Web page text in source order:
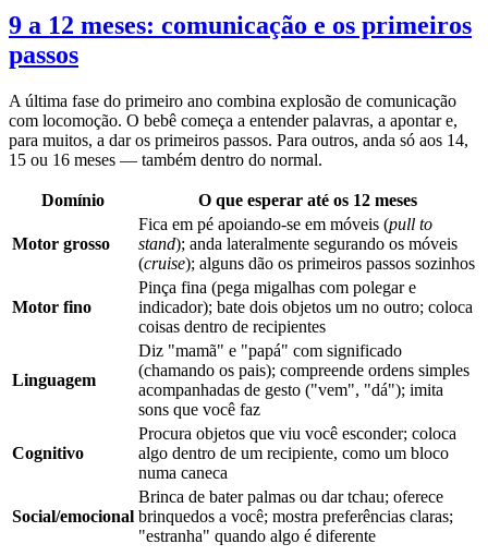
9 a 12 meses: comunicação e os primeiros
passos
A última fase do primeiro ano combina explosão de comunicação
com locomoção. O bebê começa a entender palavras, a apontar e,
para muitos, a dar os primeiros passos. Para outros, anda só aos 14,
15 ou 16 meses — também dentro do normal.
Domínio O que esperar até os 12 meses
Motor grosso
Fica em pé apoiando-se em móveis (pull to
stand); anda lateralmente segurando os móveis
(cruise); alguns dão os primeiros passos sozinhos
Motor fino
Pinça fina (pega migalhas com polegar e
indicador); bate dois objetos um no outro; coloca
coisas dentro de recipientes
Linguagem
Diz "mamã" e "papá" com significado
(chamando os pais); compreende ordens simples
acompanhadas de gesto ("vem", "dá"); imita
sons que você faz
Cognitivo
Procura objetos que viu você esconder; coloca
algo dentro de um recipiente, como um bloco
numa caneca
Social/emocional
Brinca de bater palmas ou dar tchau; oferece
brinquedos a você; mostra preferências claras;
"estranha" quando algo é diferente